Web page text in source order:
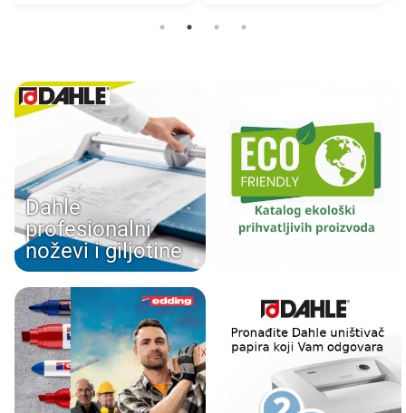
Dahle
profesionalni
noževi i giljotine